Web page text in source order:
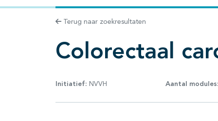
Terug naar zoekresultaten
Colorectaal
Initiatief: NVVH Aantal modules: